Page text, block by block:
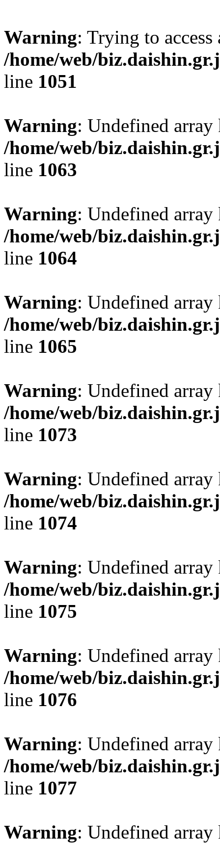
Warning: Trying to
/home/web/
line 1051
Warning: Undefined
/home/web/
line 1063
Warning: Undefined
/home/web/
line 1064
Warning: Undefined
/home/web/
line 1065
Warning: Undefined
/home/web/
line 1073
Warning: Undefined
/home/web/
line 1074
Warning: Undefined
/home/web/
line 1075
Warning: Undefined
/home/web/
line 1076
Warning: Undefined
/home/web/
line 1077
Warning: Undefined